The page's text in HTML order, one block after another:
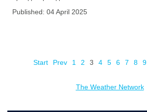
Published: 04 April 2025
Start Prev 1 2 3 4 5 6 7 8 9
The Weather Network